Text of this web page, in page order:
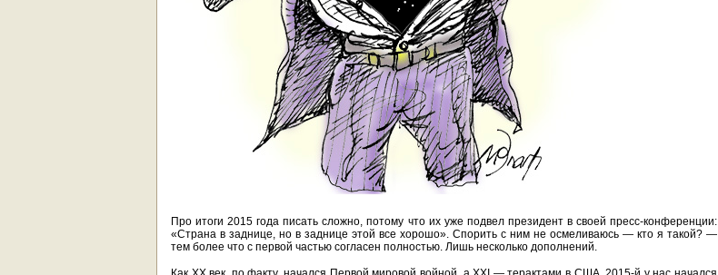
Про итоги 2015 года писать сложно, потому что их уже подвел президент в своей пресс-конференции:
«Страна в заднице, но в заднице этой все хорошо». Спорить с ним не осмеливаюсь — кто я такой? —
тем более что с первой частью согласен полностью. Лишь несколько дополнений.